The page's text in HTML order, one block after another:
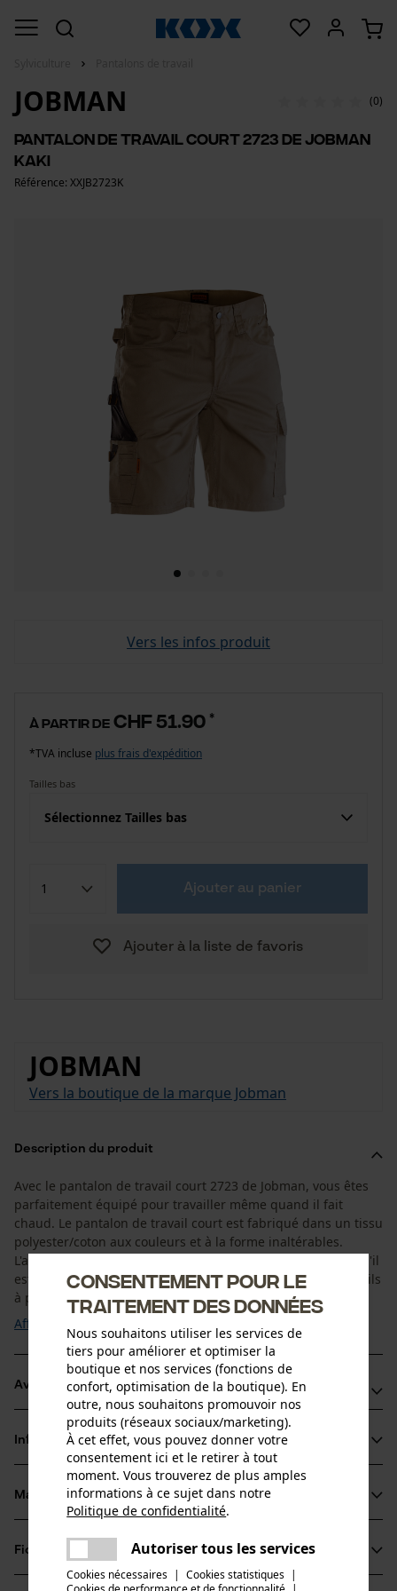
JOBMAN (0)
Pantalon de travail court 2723 de Jobman
kaki
Référence: XXJB2723K
Vers les infos produit
à partir de CHF 51.90 *
*TVA incluse plus frais d'expédition
Tailles bas
Sélectionnez Tailles bas
Ajouter au panier
Ajouter à la liste de favoris
JOBMAN
Vers la boutique de la marque Jobman
Description du produit
Avec le pantalon de travail court 2723 de Jobman, vous êtes
parfaitement équipé pour travailler même quand il fait
chaud. Le pantalon de travail court est fabriqué dans un tissu
polyester/coton aux couleurs et à la forme inaltérables.
L'avantage : il conserve sa forme et sa couleur même lorsqu'il
est porté et lavé fréquemment. Vous pouvez ranger vos outils
à portée de main dans ...
Afficher plus
Avantages du produit
Pantalon de travail pratique quand il fait chaud
Poches pour transporter des outils en toute sécurité
Informations sur le produit
Détails du produit
Type dactivité
Pêcher, Travailler, Randonnée, Camper
Matériau & entretien
Matériau
Fiches techniques
Fiche de données de sécurité du produit (PDF)
Consentement pour le
traitement des données
Nous souhaitons utiliser les services de
tiers pour améliorer et optimiser la
boutique et nos services (fonctions de
confort, optimisation de la boutique). En
outre, nous souhaitons promouvoir nos
produits (réseaux sociaux/marketing).
À cet effet, vous pouvez donner votre
consentement ici et le retirer à tout
moment. Vous trouverez de plus amples
informations à ce sujet dans notre
Politique de confidentialité.
Autoriser tous les services
Cookies nécessaires | Cookies statistiques |
Une erreur s'est produite. Veuillez
essayer encore.
partager
partager